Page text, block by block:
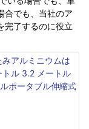
合でも、当社のア
完了するのに役立